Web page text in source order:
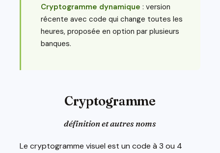
Cryptogramme dynamique : version
récente avec code qui change toutes les
heures, proposée en option par plusieurs
banques.
Cryptogramme
définition et autres noms
Le cryptogramme visuel est un code à 3 ou 4